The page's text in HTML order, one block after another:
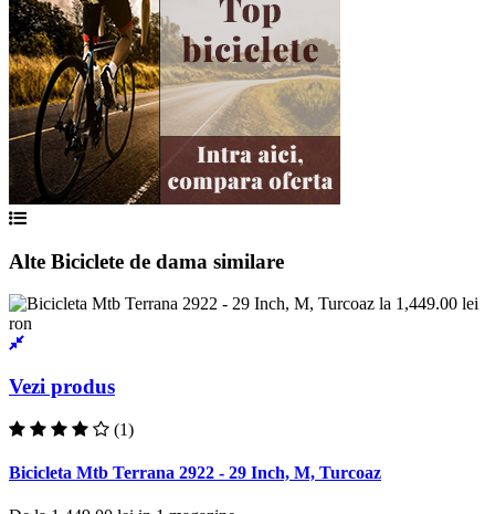
Alte Biciclete de dama similare
Vezi produs
(1)
Bicicleta Mtb Terrana 2922 - 29 Inch, M, Turcoaz